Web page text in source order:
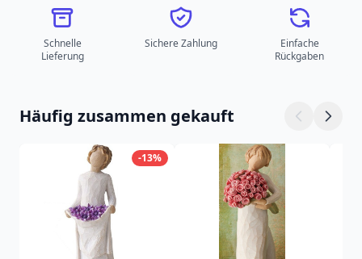
Schnelle
Lieferung
Sichere Zahlung
Einfache
Rückgaben
Häufig zusammen gekauft
-13%